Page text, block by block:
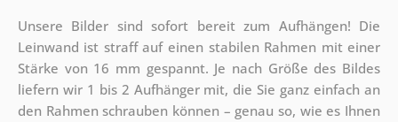
Unsere Bilder sind sofort bereit zum Aufhängen! Die
Leinwand ist straff auf einen stabilen Rahmen mit einer
Stärke von 16 mm gespannt. Je nach Größe des Bildes
liefern wir 1 bis 2 Aufhänger mit, die Sie ganz einfach an
den Rahmen schrauben können – genau so, wie es Ihnen